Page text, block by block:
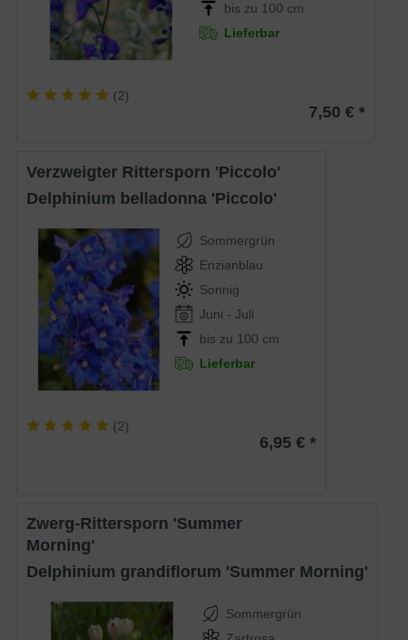
bis zu 100 cm
Lieferbar
(2)
7,50 € *
Verzweigter Rittersporn 'Piccolo'
Delphinium belladonna 'Piccolo'
Sommergrün
Enzianblau
Sonnig
Juni - Juli
bis zu 100 cm
Lieferbar
(2)
6,95 € *
Zwerg-Rittersporn 'Summer
Morning'
Delphinium grandiflorum 'Summer Morning'
Sommergrün